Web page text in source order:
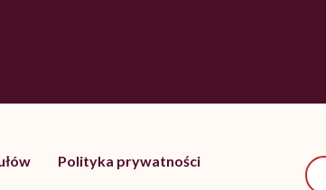
Polityka prywatności